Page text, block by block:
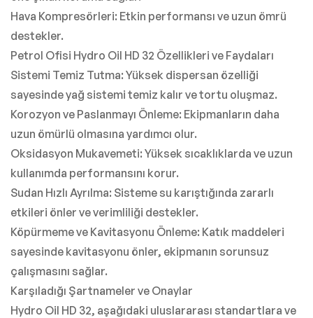
Hava Kompresörleri: Etkin performansı ve uzun ömrü
destekler.
Petrol Ofisi Hydro Oil HD 32 Özellikleri ve Faydaları
Sistemi Temiz Tutma: Yüksek dispersan özelliği
sayesinde yağ sistemi temiz kalır ve tortu oluşmaz.
Korozyon ve Paslanmayı Önleme: Ekipmanların daha
uzun ömürlü olmasına yardımcı olur.
Oksidasyon Mukavemeti: Yüksek sıcaklıklarda ve uzun
kullanımda performansını korur.
Sudan Hızlı Ayrılma: Sisteme su karıştığında zararlı
etkileri önler ve verimliliği destekler.
Köpürmeme ve Kavitasyonu Önleme: Katık maddeleri
sayesinde kavitasyonu önler, ekipmanın sorunsuz
çalışmasını sağlar.
Karşıladığı Şartnameler ve Onaylar
Hydro Oil HD 32, aşağıdaki uluslararası standartlara ve